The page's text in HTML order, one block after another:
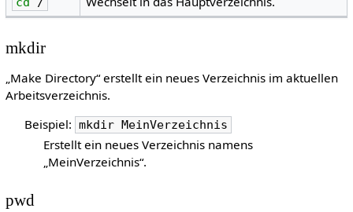
mkdir
„Make Directory“ erstellt ein neues Verzeichnis im aktuellen
Arbeitsverzeichnis.
Beispiel: mkdir MeinVerzeichnis
Erstellt ein neues Verzeichnis namens
„MeinVerzeichnis“.
pwd